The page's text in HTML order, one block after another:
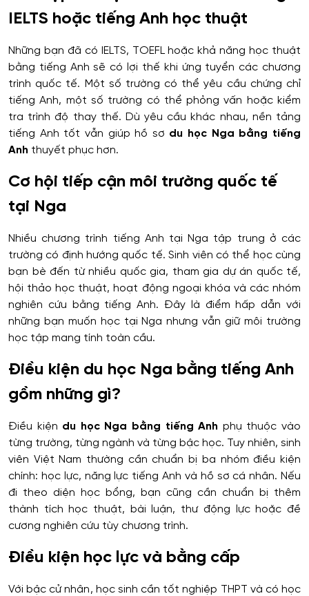
IELTS hoặc tiếng Anh học thuật
Những bạn đã có IELTS, TOEFL hoặc khả năng học thuật
bằng tiếng Anh sẽ có lợi thế khi ứng tuyển các chương
trình quốc tế. Một số trường có thể yêu cầu chứng chỉ
tiếng Anh, một số trường có thể phỏng vấn hoặc kiểm
tra trình độ thay thế. Dù yêu cầu khác nhau, nền tảng
tiếng Anh tốt vẫn giúp hồ sơ du học Nga bằng tiếng
Anh thuyết phục hơn.
Cơ hội tiếp cận môi trường quốc tế
tại Nga
Nhiều chương trình tiếng Anh tại Nga tập trung ở các
trường có định hướng quốc tế. Sinh viên có thể học cùng
bạn bè đến từ nhiều quốc gia, tham gia dự án quốc tế,
hội thảo học thuật, hoạt động ngoại khóa và các nhóm
nghiên cứu bằng tiếng Anh. Đây là điểm hấp dẫn với
những bạn muốn học tại Nga nhưng vẫn giữ môi trường
học tập mang tính toàn cầu.
Điều kiện du học Nga bằng tiếng Anh
gồm những gì?
Điều kiện du học Nga bằng tiếng Anh phụ thuộc vào
từng trường, từng ngành và từng bậc học. Tuy nhiên, sinh
viên Việt Nam thường cần chuẩn bị ba nhóm điều kiện
chính: học lực, năng lực tiếng Anh và hồ sơ cá nhân. Nếu
đi theo diện học bổng, bạn cũng cần chuẩn bị thêm
thành tích học thuật, bài luận, thư động lực hoặc đề
cương nghiên cứu tùy chương trình.
Điều kiện học lực và bằng cấp
Với bậc cử nhân, học sinh cần tốt nghiệp THPT và có học